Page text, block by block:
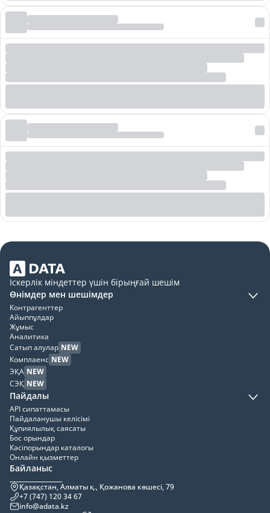
Іскерлік міндеттер үшін бірыңғай шешім
Өнімдер мен шешімдер
Контрагенттер
Айыппұлдар
Жұмыс
Аналитика
Сатып алулар NEW
Комплаенс NEW
ЭҚА NEW
СЭҚ NEW
Пайдалы
API сипаттамасы
Пайдаланушы келісімі
Құпиялылық саясаты
Бос орындар
Кәсіпорындар каталогы
Онлайн қызметтер
Байланыс
Қазақстан, Алматы қ., Қожанова көшесі, 79
+7 (747) 120 34 67
info@adata.kz